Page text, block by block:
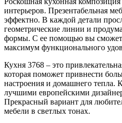
интерьеров. Презентабельная
эффектно. В каждой детали
геометрические линии и
формы. С ее помощью вы
максимум функционального
Кухня 3768 – это
которая поможет привнести
настроения и домашнего тепла.
лучшими европейскими
Прекрасный вариант для
мебели в светлых тонах.